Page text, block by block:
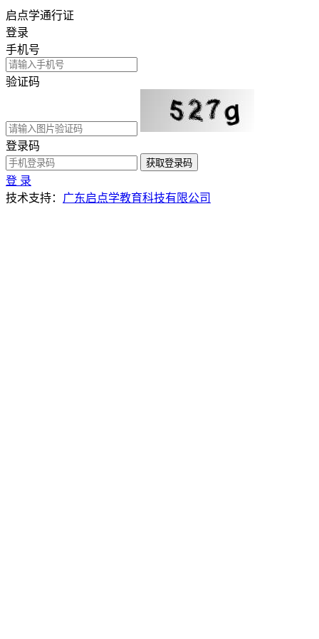
启点学通行证
登录
手机号
验证码
登录码
获取登录码
登 录
技术支持： 广东启点学教育科技有限公司